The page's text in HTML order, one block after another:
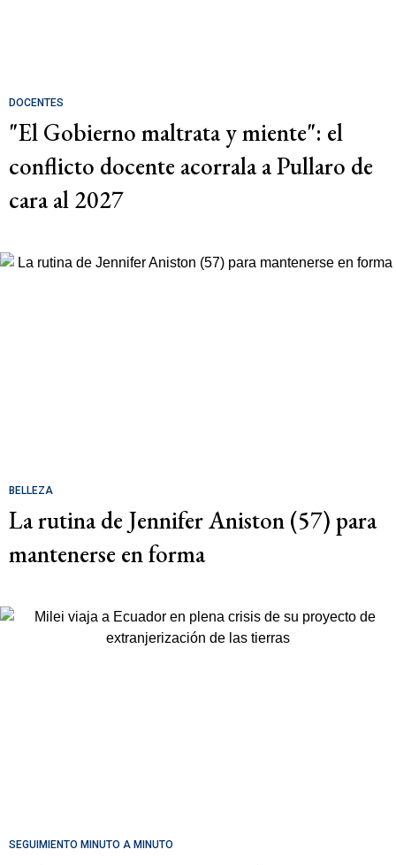
DOCENTES
"El Gobierno maltrata y miente": el
conflicto docente acorrala a Pullaro de
cara al 2027
BELLEZA
La rutina de Jennifer Aniston (57) para
mantenerse en forma
SEGUIMIENTO MINUTO A MINUTO